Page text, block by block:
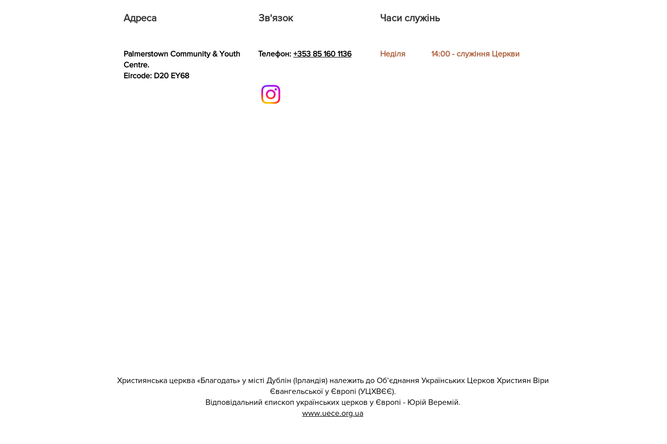
Адреса Зв'язок Часи служінь
Palmerstown Community & Youth
Centre.
Eircode: D20 EY68
Телефон: +353 85 160 1136 Неділя 14:00 - служіння Церкви
Християнська церква «Благодать» у місті Дублін (Ірландія) належить до Об’єднання Українських Церков Християн Віри
Євангельської у Європі (УЦХВЄЄ).
Відповідальний єпископ українських церков у Європі - Юрій Веремій.
www.uece.org.ua